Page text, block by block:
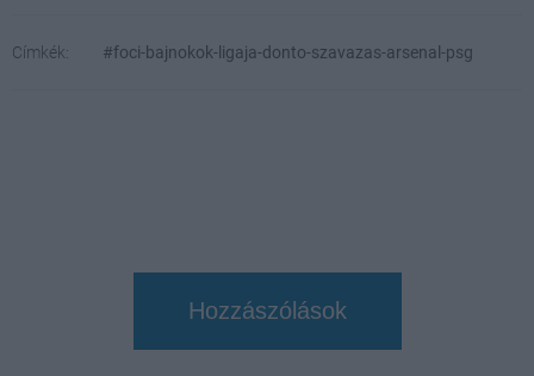
Címkék: #foci-bajnokok-ligaja-donto-szavazas-arsenal-psg
Hozzászólások